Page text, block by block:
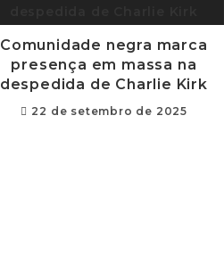
Comunidade negra marca
presença em massa na
despedida de Charlie Kirk
22 de setembro de 2025